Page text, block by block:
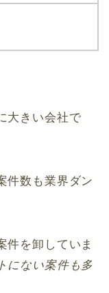
大きい会社で
件数も業界ダン
件を卸していま
にない案件も多